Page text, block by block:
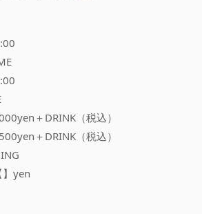
＋DRINK（税込）
＋DRINK（税込）
】yen